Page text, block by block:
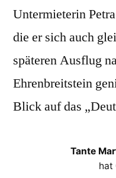
Untermieterin
die er sich auch
späteren Ausflug
Ehrenbreitstein
Blick auf das
Tante
hat